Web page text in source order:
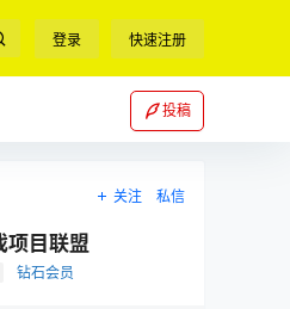
登录 快速注册
投稿
关注 私信
项目联盟
钻石会员